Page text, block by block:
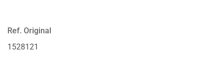
Ref. Original
1528121